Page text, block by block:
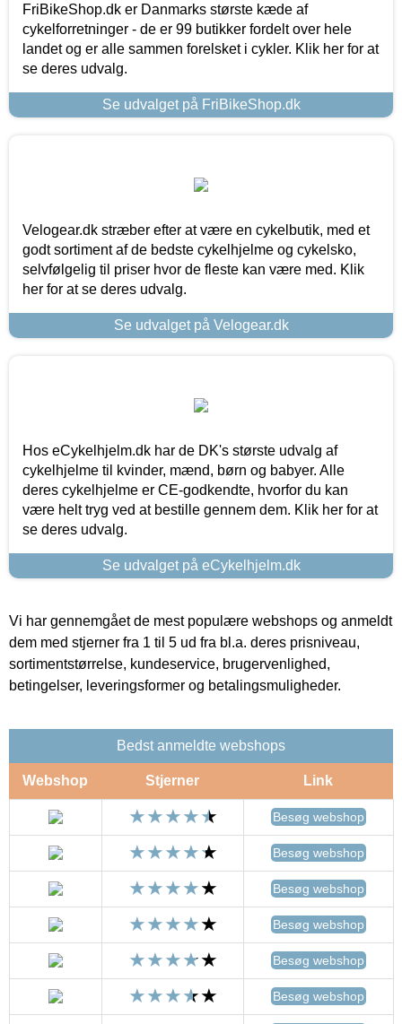
FriBikeShop.dk er Danmarks største kæde af
cykelforretninger - de er 99 butikker fordelt over hele
landet og er alle sammen forelsket i cykler. Klik her for at
se deres udvalg.
Se udvalget på FriBikeShop.dk
Velogear.dk stræber efter at være en cykelbutik, med et
godt sortiment af de bedste cykelhjelme og cykelsko,
selvfølgelig til priser hvor de fleste kan være med. Klik
her for at se deres udvalg.
Se udvalget på Velogear.dk
Hos eCykelhjelm.dk har de DK's største udvalg af
cykelhjelme til kvinder, mænd, børn og babyer. Alle
deres cykelhjelme er CE-godkendte, hvorfor du kan
være helt tryg ved at bestille gennem dem. Klik her for at
se deres udvalg.
Se udvalget på eCykelhjelm.dk
Vi har gennemgået de mest populære webshops og anmeldt
dem med stjerner fra 1 til 5 ud fra bl.a. deres prisniveau,
sortimentstørrelse, kundeservice, brugervenlighed,
betingelser, leveringsformer og betalingsmuligheder.
Bedst anmeldte webshops
Webshop Stjerner Link
Besøg webshop
Besøg webshop
Besøg webshop
Besøg webshop
Besøg webshop
Besøg webshop